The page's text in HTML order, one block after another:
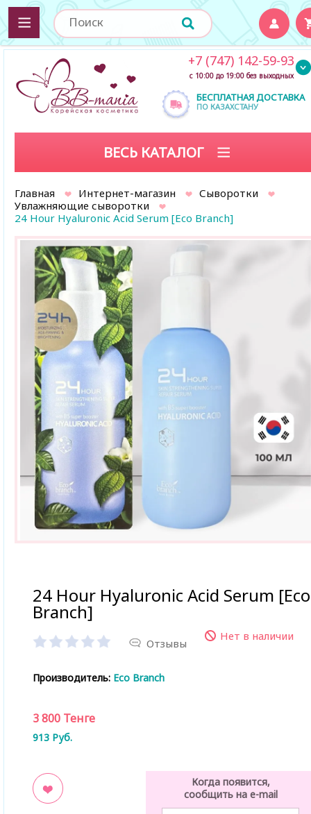
БЕСПЛАТНАЯ ДОСТАВКА
ПО КАЗАХСТАНУ
+7 (747) 142-59-93
с 10:00 до 19:00 без выходных
ВЕСЬ КАТАЛОГ
Главная Интернет-магазин
Сыворотки
Увлажняющие сыворотки
24 Hour Hyaluronic Acid Serum [Eco Branch]
24 Hour Hyaluronic Acid Serum [Eco
Branch]
Отзывы
Нет в наличии
Производитель: Eco Branch
3 800 Тенге
913 Руб.
Когда появится,
сообщить на e-mail